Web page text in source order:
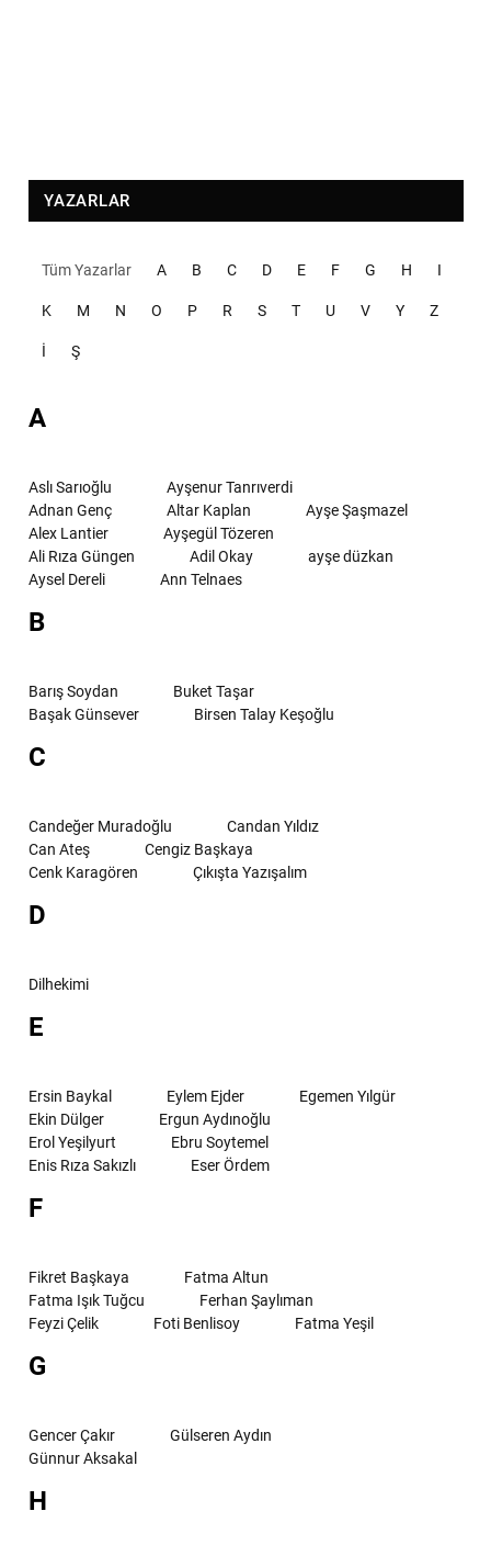
YAZARLAR
Tüm Yazarlar A B C D E F G H I
K M N O P R S T U V Y Z
İ Ş
A
Aslı Sarıoğlu
Ayşenur Tanrıverdi
Adnan Genç
Altar Kaplan
Ayşe Şaşmazel
Alex Lantier
Ayşegül Tözeren
Ali Rıza Güngen
Adil Okay
ayşe düzkan
Aysel Dereli
Ann Telnaes
B
Barış Soydan
Buket Taşar
Başak Günsever
Birsen Talay Keşoğlu
C
Candeğer Muradoğlu
Candan Yıldız
Can Ateş
Cengiz Başkaya
Cenk Karagören
Çıkışta Yazışalım
D
Dilhekimi
E
Ersin Baykal Eylem Ejder
Egemen Yılgür
Ekin Dülger
Ergun Aydınoğlu
Erol Yeşilyurt
Ebru Soytemel
Enis Rıza Sakızlı
Eser Ördem
F
Fikret Başkaya
Fatma Altun
Fatma Işık Tuğcu
Ferhan Şaylıman
Feyzi Çelik
Foti Benlisoy Fatma Yeşil
G
Gencer Çakır
Gülseren Aydın
Günnur Aksakal
H